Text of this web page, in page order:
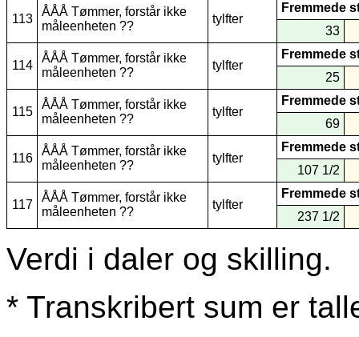
113
ÅÅÅ Tømmer, forstår ikke
måleenheten ??
tylfter
Fremmede
33
114
ÅÅÅ Tømmer, forstår ikke
måleenheten ??
tylfter
Fremmede
25
115
ÅÅÅ Tømmer, forstår ikke
måleenheten ??
tylfter
Fremmede
69
116
ÅÅÅ Tømmer, forstår ikke
måleenheten ??
tylfter
Fremmede
107 1/2
117
ÅÅÅ Tømmer, forstår ikke
måleenheten ??
tylfter
Fremmede
237 1/2
Verdi i daler og skilling.
* Transkribert sum er